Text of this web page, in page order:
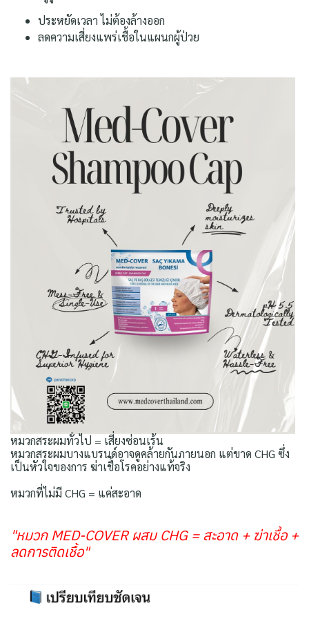
ประหยัดเวลา ไม่ต้องล้างออก
ลดความเสี่ยงแพร่เชื้อในแผนกผู้ป่วย
หมวกสระผมทั่วไป = เสี่ยงซ่อนเร้น
หมวกสระผมบางแบรนด์อาจดูคล้ายกันภายนอก แต่ขาด CHG ซึ่ง
เป็นหัวใจของการ ฆ่าเชื้อโรคอย่างแท้จริง
หมวกที่ไม่มี CHG = แค่สะอาด
"หมวก MED-COVER ผสม CHG = สะอาด + ฆ่าเชื้อ +
ลดการติดเชื้อ"